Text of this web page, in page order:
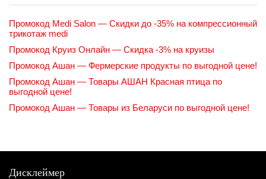
Промокод Medi Salon — Скидки до -35% на компрессионный
трикотаж medi
Промокод Круиз Онлайн — Скидка -3% на круизы
Промокод Ашан — Фермерские продукты по выгодной цене!
Промокод Ашан — Товары АШАН Красная птица по
выгодной цене!
Промокод Ашан — Товары из Беларуси по выгодной цене!
Дисклеймер